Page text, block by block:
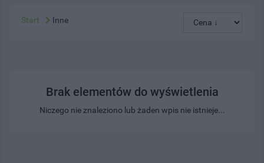
Start Inne
Brak elementów do wyświetlenia
Niczego nie znaleziono lub żaden wpis nie istnieje...